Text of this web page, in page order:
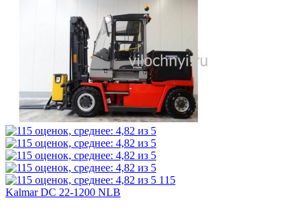
115
Kalmar DC 22-1200 NLB